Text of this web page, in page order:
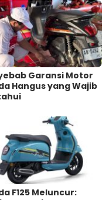
Garansi Motor
Hangus yang Wajib
F125 Meluncur: